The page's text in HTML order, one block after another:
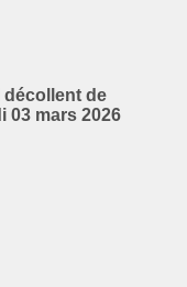
décollent de
03 mars 2026